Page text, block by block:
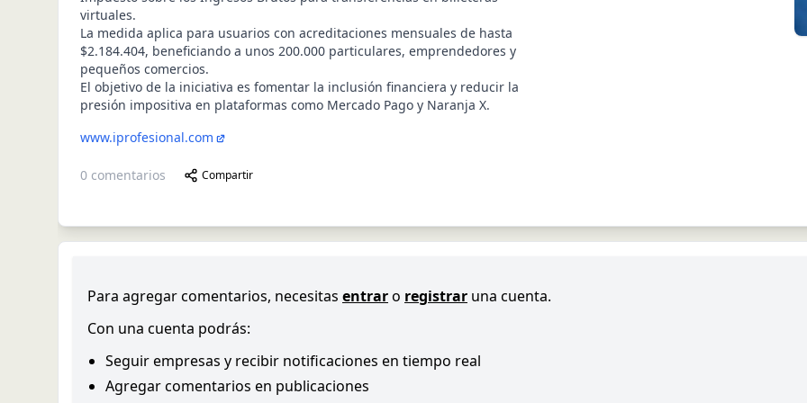
virtuales.
La medida aplica para usuarios con acreditaciones mensuales de hasta
$2.184.404, beneficiando a unos 200.000 particulares, emprendedores y
pequeños comercios.
El objetivo de la iniciativa es fomentar la inclusión financiera y reducir la
presión impositiva en plataformas como Mercado Pago y Naranja X.
www.iprofesional.com
0 comentarios Compartir
Para agregar comentarios, necesitas entraro registrar una cuenta.
Con una cuenta podrás:
Seguir empresas y recibir notificaciones en tiempo real
Agregar comentarios en publicaciones